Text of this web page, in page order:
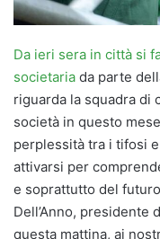
Da ieri sera in città si
societaria da parte
riguarda la squadra di
società in questo
perplessità tra i tifosi
attivarsi per
e soprattutto del futuro
Dell’Anno, presidente
questa mattina, ai